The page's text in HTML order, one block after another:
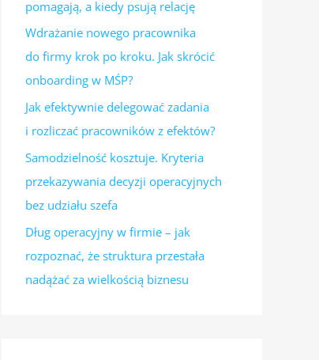
pomagają, a kiedy psują relację
Wdrażanie nowego pracownika
do firmy krok po kroku. Jak skrócić
onboarding w MŚP?
Jak efektywnie delegować zadania
i rozliczać pracowników z efektów?
Samodzielność kosztuje. Kryteria
przekazywania decyzji operacyjnych
bez udziału szefa
Dług operacyjny w firmie – jak
rozpoznać, że struktura przestała
nadążać za wielkością biznesu